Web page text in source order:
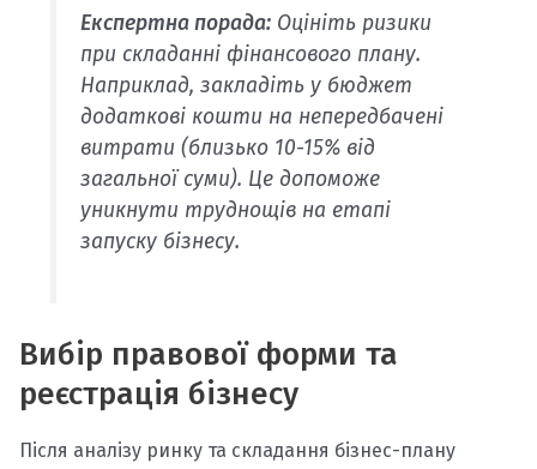
Експертна порада: Оцініть ризики
при складанні фінансового плану.
Наприклад, закладіть у бюджет
додаткові кошти на непередбачені
витрати (близько 10-15% від
загальної суми). Це допоможе
уникнути труднощів на етапі
запуску бізнесу.
Вибір правової форми та
реєстрація бізнесу
Після аналізу ринку та складання бізнес-плану